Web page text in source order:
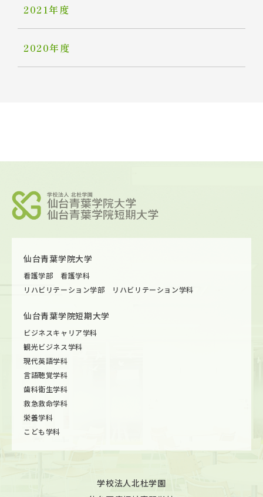
2021年度
2020年度
仙台青葉学院大学
看護学部 看護学科
リハビリテーション学部 リハビリテーション学科
仙台青葉学院短期大学
ビジネスキャリア学科
観光ビジネス学科
現代英語学科
言語聴覚学科
歯科衛生学科
救急救命学科
栄養学科
こども学科
学校法人北杜学園